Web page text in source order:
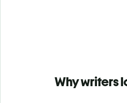
Why writers